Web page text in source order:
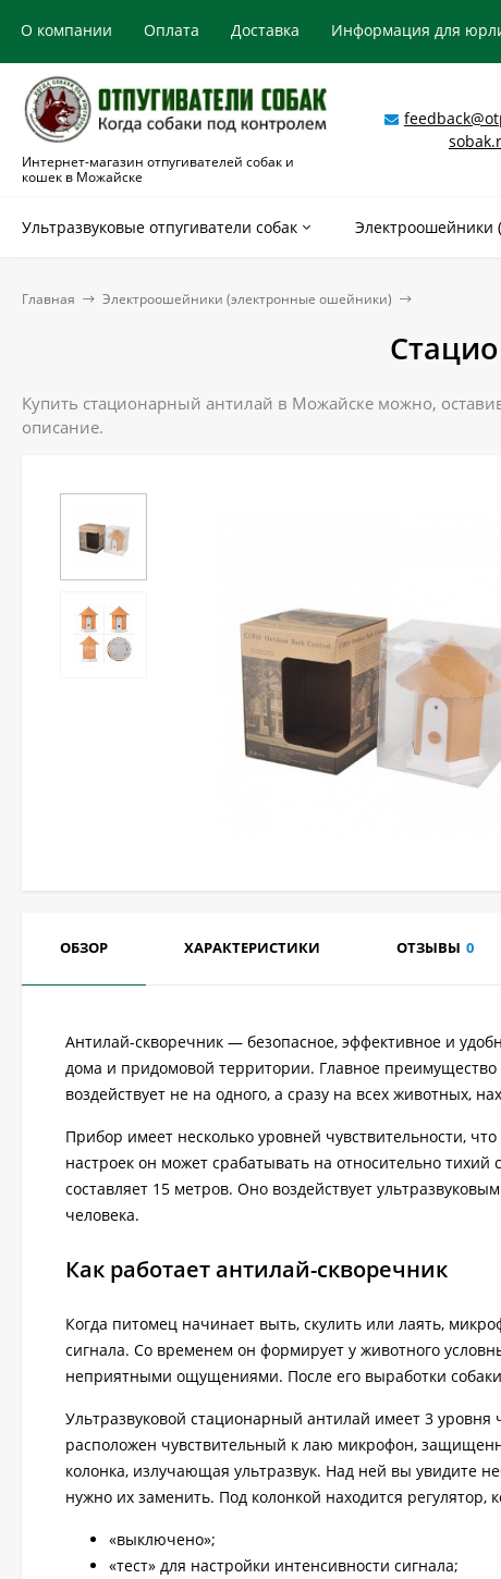
О компании Оплата Доставка Информация для
Интернет-магазин отпугивателей собак и
кошек в Можайске
Ультразвуковые отпугиватели собак Электроошейники
Главная Электроошейники (электронные ошейники)
Купить стационарный антилай в Можайске можно,
описание.
ОБЗОР ХАРАКТЕРИСТИКИ ОТЗЫВЫ 0
Антилай-скворечник — безопасное, эффективное и
дома и придомовой территории. Главное
воздействует не на одного, а сразу на всех животных,
Прибор имеет несколько уровней чувствительности,
настроек он может срабатывать на относительно тихий
составляет 15 метров. Оно воздействует
человека.
Как работает антилай-скворечник
Когда питомец начинает выть, скулить или лаять,
сигнала. Со временем он формирует у животного
неприятными ощущениями. После его выработки
Ультразвуковой стационарный антилай имеет 3
расположен чувствительный к лаю микрофон,
колонка, излучающая ультразвук. Над ней вы увидите
нужно их заменить. Под колонкой находится
«выключено»;
«тест» для настройки интенсивности сигнала;